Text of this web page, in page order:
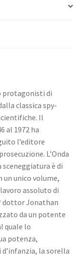
protagonisti di
classica spy-
Il
al 1972 ha
l’editore
L’Onda
sceneggiatura è di
un unico volume,
assoluto di
dottor Jonathan
da un potente
quale lo
potenza,
la sorella